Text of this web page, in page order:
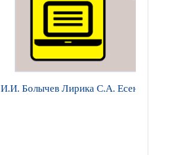
И.И. Болычев Лирика С.А. Есенина.